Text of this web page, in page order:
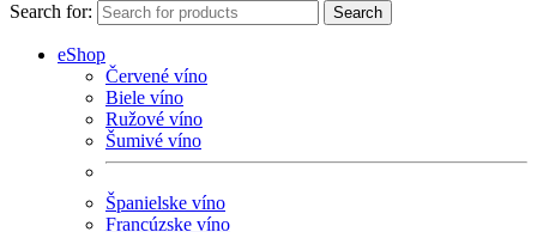
Search for:
Search
eShop
Červené víno
Biele víno
Ružové víno
Šumivé víno
Španielske víno
Francúzske víno